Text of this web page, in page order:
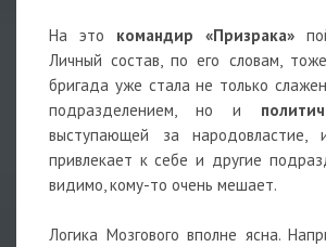
На это командир «Призрака»
Личный состав, по его словам,
бригада уже стала не только
подразделением, но и
выступающей за народовластие,
привлекает к себе и другие
видимо, кому-то очень мешает.
Логика Мозгового вполне ясна.